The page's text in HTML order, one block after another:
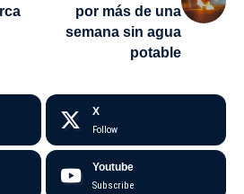
por más de una
semana sin agua
potable
X
Follow
Youtube
Subscribe